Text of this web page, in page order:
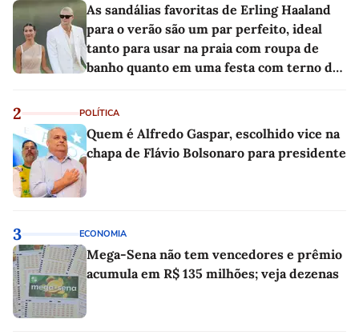
As sandálias favoritas de Erling Haaland
para o verão são um par perfeito, ideal
tanto para usar na praia com roupa de
banho quanto em uma festa com terno de
2 POLÍTICA
Quem é Alfredo Gaspar, escolhido vice na
chapa de Flávio Bolsonaro para presidente
3 ECONOMIA
Mega-Sena não tem vencedores e prêmio
acumula em R$ 135 milhões; veja dezenas